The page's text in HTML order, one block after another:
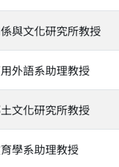
與文化研究所教授
外語系助理教授
文化研究所教授
學系助理教授